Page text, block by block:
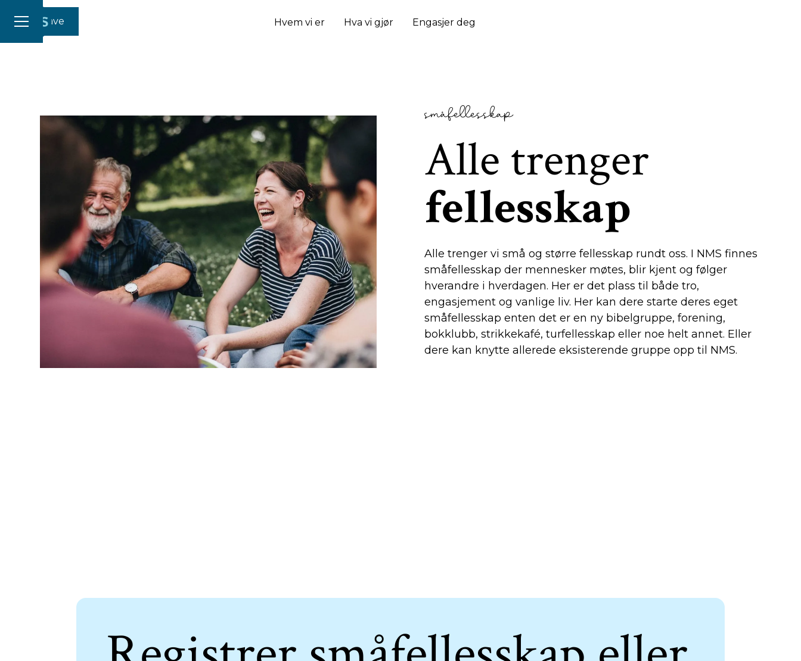
Hvem vi er Hva vi gjør Engasjer deg
Gi en gave
småfellesskap
Alle trenger
fellesskap
Alle trenger vi små og større fellesskap rundt oss. I NMS finnes
småfellesskap der mennesker møtes, blir kjent og følger
hverandre i hverdagen. Her er det plass til både tro,
engasjement og vanlige liv. Her kan dere starte deres eget
småfellesskap enten det er en ny bibelgruppe, forening,
bokklubb, strikkekafé, turfellesskap eller noe helt annet. Eller
dere kan knytte allerede eksisterende gruppe opp til NMS.